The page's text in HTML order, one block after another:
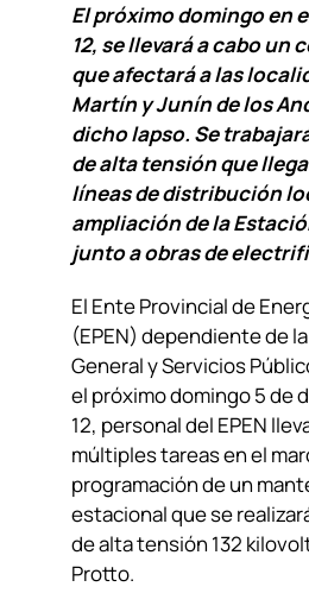
El próximo domingo en
12, se llevará a cabo un
que afectará a las
Martín y Junín de los
dicho lapso. Se
de alta tensión que
líneas de distribución
ampliación de la
junto a obras de
El Ente Provincial de
(EPEN) dependiente de
General y Servicios
el próximo domingo 5 de
12, personal del EPEN
múltiples tareas en el
programación de un
estacional que se
de alta tensión 132
Protto.